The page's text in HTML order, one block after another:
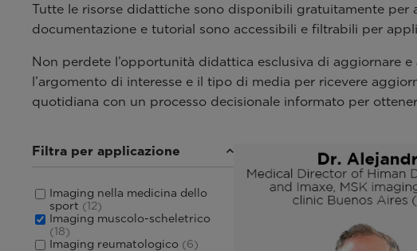
Tutte le risorse didattiche sono disponibili gratuitamente
documentazione e tutorial sono accessibili e filtrabili per
Non perdete l’opportunità didattica esclusiva di aggiornare e
l’argomento di interesse e il tipo di media per ricevere
quotidiana con un processo decisionale informato per
Filtra per applicazione
Imaging nella medicina dello
sport (12)
Imaging muscolo-scheletrico
(18)
Imaging reumatologico (6)